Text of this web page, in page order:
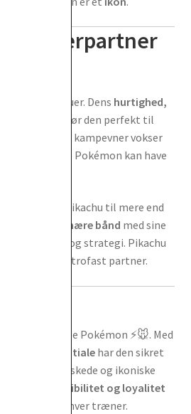
trænerpartner
på alle niveauer. Dens hurtighed,
gør den perfekt til
men dens kampevner vokser
at selv en lille Pokémon kan have
gør også Pikachu til mere end
nære bånd med sine
samarbejde og strategi. Pikachu
fighter og en trofast partner.
Elektrisk-type Pokémon ⚡🐭. Med
taktiske potentialehar den sikret
af de mest elskede og ikoniske
angreb, fleksibilitet og loyalitet
valg for enhver træner.